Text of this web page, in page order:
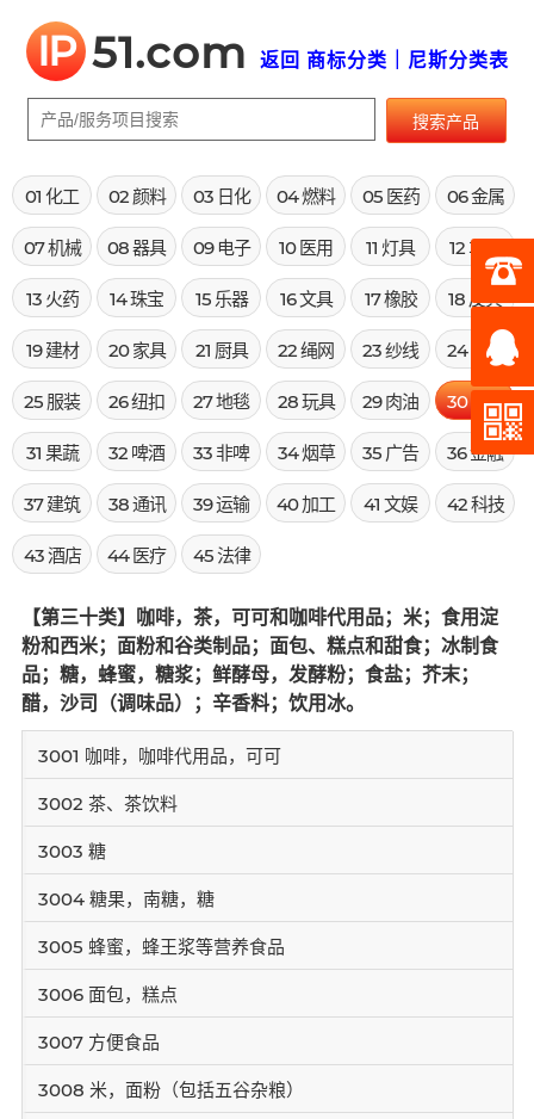
IP 51.com 返回 商标分类｜尼斯分类表
搜索产品
01 化工 02 颜料 03 日化 04 燃料 05 医药 06 金属
07 机械 08 器具 09 电子 10 医用 11 灯具 12 车辆
13 火药 14 珠宝 15 乐器 16 文具 17 橡胶 18 皮具
19 建材 20 家具 21 厨具 22 绳网 23 纱线 24 布料
25 服装 26 纽扣 27 地毯 28 玩具 29 肉油 30 米面
31 果蔬 32 啤酒 33 非啤 34 烟草 35 广告 36 金融
37 建筑 38 通讯 39 运输 40 加工 41 文娱 42 科技
43 酒店 44 医疗 45 法律
【第三十类】咖啡，茶，可可和咖啡代用品；米；食用淀
粉和西米；面粉和谷类制品；面包、糕点和甜食；冰制食
品；糖，蜂蜜，糖浆；鲜酵母，发酵粉；食盐；芥末；
醋，沙司（调味品）；辛香料；饮用冰。
3001 咖啡，咖啡代用品，可可
3002 茶、茶饮料
3003 糖
3004 糖果，南糖，糖
3005 蜂蜜，蜂王浆等营养食品
3006 面包，糕点
3007 方便食品
3008 米，面粉（包括五谷杂粮）